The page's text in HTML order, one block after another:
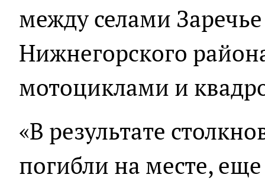
между селами
Нижнегорского
мотоциклами и
«В результате
погибли на месте,